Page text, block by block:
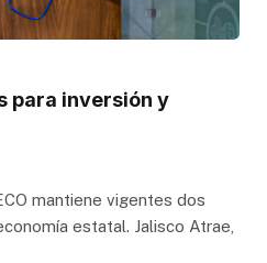
para inversión y
mantiene vigentes dos
estatal. Jalisco Atrae,